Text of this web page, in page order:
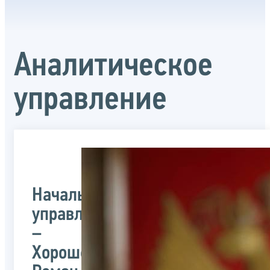
Аналитическое
управление
Начальник
управления
–
Хорошев